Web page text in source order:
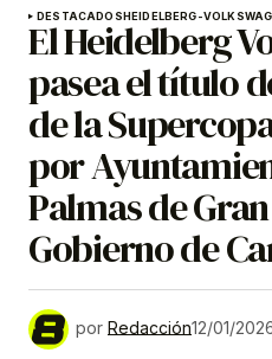
DESTACADOSHEIDELBERG-
El Heidelberg
pasea el título
de la
por
Palmas de
Gobierno de
por Redacción12/01/